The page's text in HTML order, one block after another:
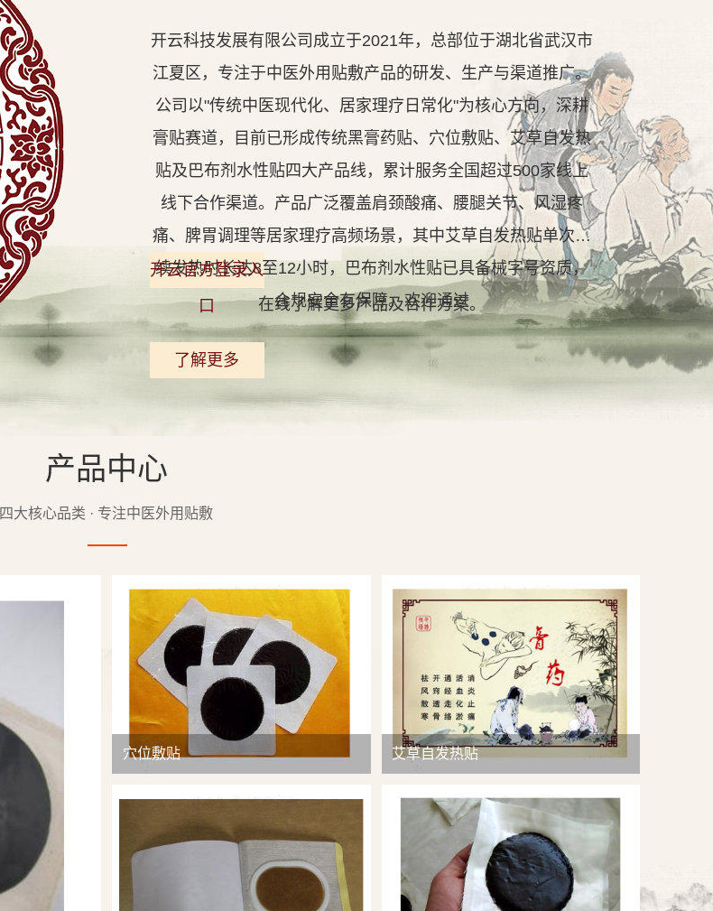
开云科技发展有限公司成立于2021年，总部位于湖北省武汉市
江夏区，专注于中医外用贴敷产品的研发、生产与渠道推广。
公司以"传统中医现代化、居家理疗日常化"为核心方向，深耕
膏贴赛道，目前已形成传统黑膏药贴、穴位敷贴、艾草自发热
贴及巴布剂水性贴四大产品线，累计服务全国超过500家线上
线下合作渠道。产品广泛覆盖肩颈酸痛、腰腿关节、风湿疼
痛、脾胃调理等居家理疗高频场景，其中艾草自发热贴单次持
续发热时长达8至12小时，巴布剂水性贴已具备械字号资质，
合规安全有保障。欢迎通过
开云官方登录入
口
在线了解更多产品及合作方案。
了解更多
产品中心
四大核心品类 · 专注中医外用贴敷
穴位敷贴 艾草自发热贴
查看详情 查看详情